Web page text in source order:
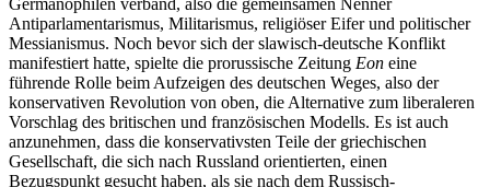
Germanophilen verband, also die gemeinsamen Nenner
Antiparlamentarismus, Militarismus, religiöser Eifer und politischer
Messianismus. Noch bevor sich der slawisch-deutsche Konflikt
manifestiert hatte, spielte die prorussische Zeitung Eon eine
führende Rolle beim Aufzeigen des deutschen Weges, also der
konservativen Revolution von oben, die Alternative zum liberaleren
Vorschlag des britischen und französischen Modells. Es ist auch
anzunehmen, dass die konservativsten Teile der griechischen
Gesellschaft, die sich nach Russland orientierten, einen
Bezugspunkt gesucht haben, als sie nach dem Russisch-